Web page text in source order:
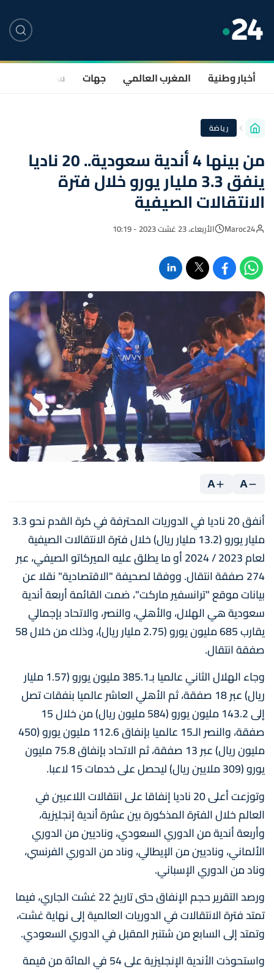
أخبار وطنية المغرب العالمي جهات سياسة
رياضة
من بينها 4 أندية سعودية.. 20 ناديا
ينفق 3.3 مليار يورو خلال فترة
الانتقالات الصيفية
Maroc24 الأربعاء، 23 غشت 2023 - 10:19
A
A
أنفق 20 ناديا في الدوريات المحترفة في كرة القدم نحو 3.3
مليار يورو (13.2 مليار ريال) خلال فترة الانتقالات الصيفية
لعام 2023 / 2024 أو ما يطلق عليه الميركاتو الصيفي، عبر
274 صفقة انتقال. ووفقا لصحيفة "الاقتصادية" نقلا عن
بيانات موقع "ترانسفير ماركت"، ضمت القائمة أربعة أندية
سعودية هي الهلال، والأهلي، والنصر، والاتحاد بإجمالي
يقارب 685 مليون يورو (2.75 مليار ريال)، وذلك من خلال 58
صفقة انتقال.
وجاء الهلال الثاني عالميا بـ385.1 مليون يورو (1.57 مليار
ريال) عبر 18 صفقة، ثم الأهلي العاشر عالميا بنفقات تصل
إلى 143.2 مليون يورو (584 مليون ريال) من خلال 15
صفقة، والنصر الـ15 عالميا بإنفاق 112.6 مليون يورو (450
مليون ريال) عبر 13 صفقة، ثم الاتحاد بإنفاق 75.8 مليون
يورو (309 ملايين ريال) ليحصل على خدمات 15 لاعبا.
وتوزعت أعلى 20 ناديا إنفاقا على انتقالات اللاعبين في
العالم خلال الفترة المذكورة بين عشرة أندية إنجليزية،
وأربعة أندية من الدوري السعودي، وناديين من الدوري
الألماني، وناديين من الإيطالي، وناد من الدوري الفرنسي،
وناد من الدوري الإسباني.
ورصد التقرير حجم الإنفاق حتى تاريخ 22 غشت الجاري، فيما
تمتد فترة الانتقالات في الدوريات العالمية إلى نهاية غشت،
وتمتد إلى السابع من شتنبر المقبل في الدوري السعودي.
واستحوذت الأندية الإنجليزية على 54 في المائة من قيمة